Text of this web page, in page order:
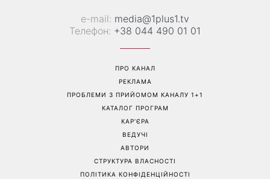
е-mail: media@1plus1.tv
Телефон: +38 044 490 01 01
ПРО КАНАЛ
РЕКЛАМА
ПРОБЛЕМИ З ПРИЙОМОМ КАНАЛУ 1+1
КАТАЛОГ ПРОГРАМ
КАР’ЄРА
ВЕДУЧІ
АВТОРИ
СТРУКТУРА ВЛАСНОСТІ
ПОЛІТИКА КОНФІДЕНЦІЙНОСТІ